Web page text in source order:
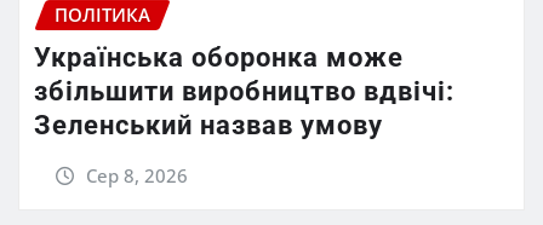
ПОЛІТИКА
Українська оборонка може
збільшити виробництво вдвічі:
Зеленський назвав умову
Сер 8, 2026